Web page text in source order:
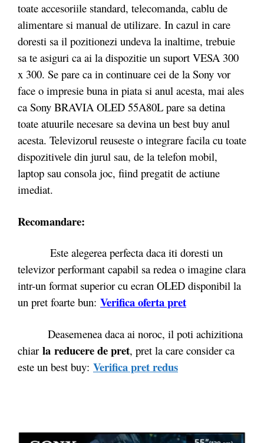
toate accesoriile standard, telecomanda, cablu de
alimentare si manual de utilizare. In cazul in care
doresti sa il pozitionezi undeva la inaltime, trebuie
sa te asiguri ca ai la dispozitie un suport VESA 300
x 300. Se pare ca in continuare cei de la Sony vor
face o impresie buna in piata si anul acesta, mai ales
ca Sony BRAVIA OLED 55A80L pare sa detina
toate atuurile necesare sa devina un best buy anul
acesta. Televizorul reuseste o integrare facila cu toate
dispozitivele din jurul sau, de la telefon mobil,
laptop sau consola joc, fiind pregatit de actiune
imediat.
Recomandare:
Este alegerea perfecta daca iti doresti un
televizor performant capabil sa redea o imagine clara
intr-un format superior cu ecran OLED disponibil la
un pret foarte bun: Verifica oferta pret
Deasemenea daca ai noroc, il poti achizitiona
chiar la reducere de pret, pret la care consider ca
este un best buy: Verifica pret redus